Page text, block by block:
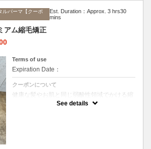
ルパーマ【クーポ
Est. Duration：Approx. 3 hrs30
mins
アム縮毛矯正
Terms of use
Expiration Date：
クーポンについて
健康な髪やお肌と同じ弱酸性領域でかける縮
毛矯正☆髪を瘦せさせることなく、気になる
See details